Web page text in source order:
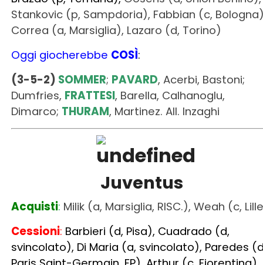
(3-5-2)SOMMER;PAVARD, Acerbi, Bastoni;
Dumfries, FRATTESI, Barella, Calhanoglu,
THURAM
Juventus
Milik (a, Marsiglia, RISC.), Weah (c,
Barbieri (d, Pisa), Cuadrado (d,
svincolato), Di Maria (a, svincolato), Paredes
Paris Saint-Germain, FP), Arthur (c, Fiorentina),
Ihattaren (c, svincolato), Aké (a, Udinese)
Ranocchia (c, Empoli), Zakaria (c, Monaco),
Rovella (c, Lazio), Barrenechea (c, Frosinone),
Pellegrini (d, Lazio),
Frabotta (d, Bari), Gonzalez